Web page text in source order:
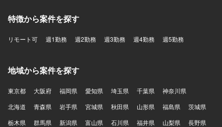
特徴から案件を探す
リモート可 週1勤務 週2勤務 週3勤務 週4勤務 週5勤務
地域から案件を探す
東京都 大阪府 福岡県 愛知県 埼玉県 千葉県
神奈川県
北海道
青森県 岩手県 宮城県 秋田県 山形県 福島県
茨城県
栃木県
群馬県 新潟県 富山県 石川県 福井県 山梨県
長野県